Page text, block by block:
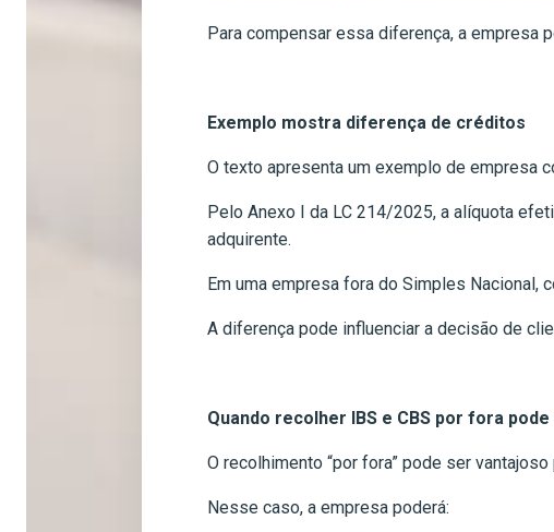
Para compensar essa diferença, a empresa
Exemplo mostra diferença de créditos
O texto apresenta um exemplo de empresa
Pelo Anexo I da LC 214/2025, a alíquota
adquirente.
Em uma empresa fora do Simples Nacional,
A diferença pode influenciar a decisão de
Quando recolher IBS e CBS por fora
O recolhimento “por fora” pode ser
Nesse caso, a empresa poderá: